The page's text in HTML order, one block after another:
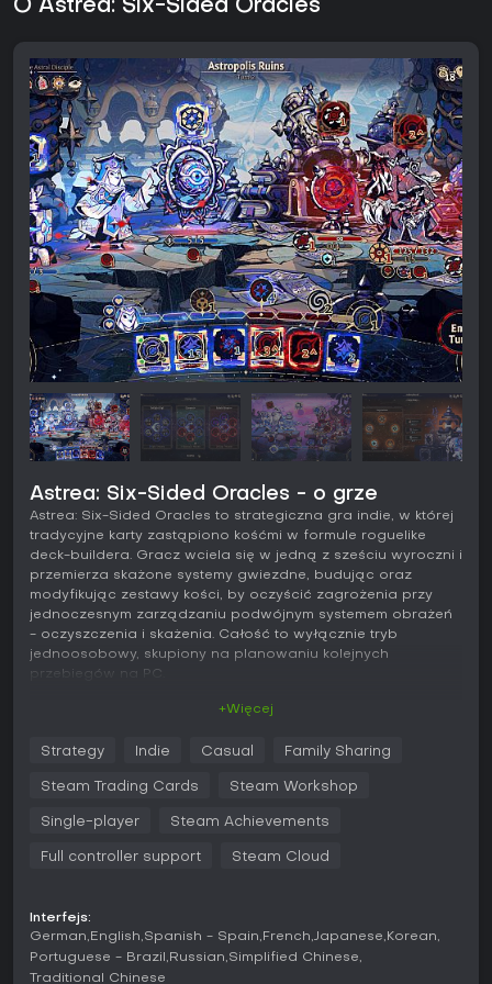
O Astrea: Six-Sided Oracles
Astrea: Six-Sided Oracles - o grze
Astrea: Six-Sided Oracles to strategiczna gra indie, w której
tradycyjne karty zastąpiono kośćmi w formule roguelike
deck-buildera. Gracz wciela się w jedną z sześciu wyroczni i
przemierza skażone systemy gwiezdne, budując oraz
modyfikując zestawy kości, by oczyścić zagrożenia przy
jednoczesnym zarządzaniu podwójnym systemem obrażeń
- oczyszczenia i skażenia. Całość to wyłącznie tryb
jednoosobowy, skupiony na planowaniu kolejnych
przebiegów na PC.
zamiast dobierania kart. Każda kość należy do jednej z
trzech kategorii: bezpieczne, dające przewidywalne,
okazjonalnym ryzykiem; oraz ryzykowne, oferujące wysokie
ponad 350 kości, spośród których gracz dobiera te
Podwójny system obrażeń wpływa na każdą decyzję.
Oczyszczenie rani przeciwników lub przywraca zdrowie
gracza, natomiast skażenie może zaszkodzić graczowi lub
uleczyć wrogów. Przyjmowanie skażenia aktywuje
+Więcej
Strategy Indie Casual Family Sharing
Steam Trading Cards Steam Workshop
Single-player Steam Achievements
Full controller support Steam Cloud
Interfejs:
German English Spanish - Spain French Japanese Korean
Portuguese - Brazil
Russian Simplified Chinese
Traditional Chinese